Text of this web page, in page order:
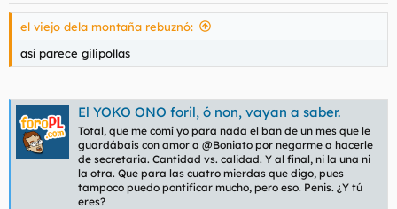
el viejo dela montaña rebuznó:
así parece gilipollas
El YOKO ONO foril, ó non, vayan a saber.
Total, que me comí yo para nada el ban de un mes que le
guardábais con amor a @Boniato por negarme a hacerle
de secretaria. Cantidad vs. calidad. Y al final, ni la una ni
la otra. Que para las cuatro mierdas que digo, pues
tampoco puedo pontificar mucho, pero eso. Penis. ¿Y tú
eres?